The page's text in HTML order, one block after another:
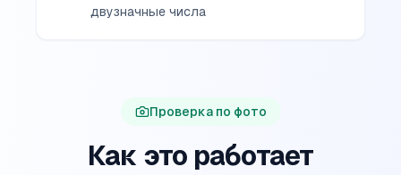
двузначные числа
Проверка по фото
Как это работает